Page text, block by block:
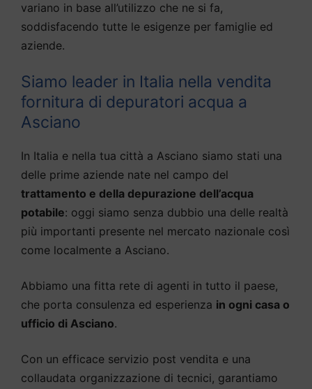
variano in base all’utilizzo che ne si fa,
soddisfacendo tutte le esigenze per famiglie ed
aziende.
Siamo leader in Italia nella vendita
fornitura di depuratori acqua a
Asciano
In Italia e nella tua città a Asciano siamo stati una
delle prime aziende nate nel campo del
trattamento e della depurazione dell’acqua
potabile: oggi siamo senza dubbio una delle realtà
più importanti presente nel mercato nazionale così
come localmente a Asciano.
Abbiamo una fitta rete di agenti in tutto il paese,
che porta consulenza ed esperienza in ogni casa o
ufficio di Asciano.
Con un efficace servizio post vendita e una
collaudata organizzazione di tecnici, garantiamo